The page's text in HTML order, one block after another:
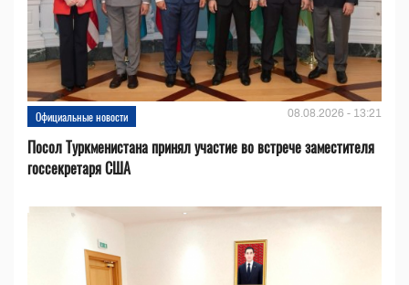
Официальные новости 08.08.2026 - 13:21
Посол Туркменистана принял участие во встрече заместителя
госсекретаря США